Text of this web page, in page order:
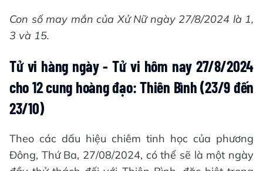
Con số may mắn của Xử Nữ ngày 27/8/2024 là 1,
3 và 15.
Tử vi hàng ngày - Tử vi hôm nay 27/8/2024
cho 12 cung hoàng đạo: Thiên Bình (23/9 đến
23/10)
Theo các dấu hiệu chiêm tinh học của phương
Đông, Thứ Ba, 27/08/2024, có thể sẽ là một ngày